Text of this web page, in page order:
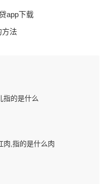
app下载
方法
指的是什么
肉,指的是什么肉